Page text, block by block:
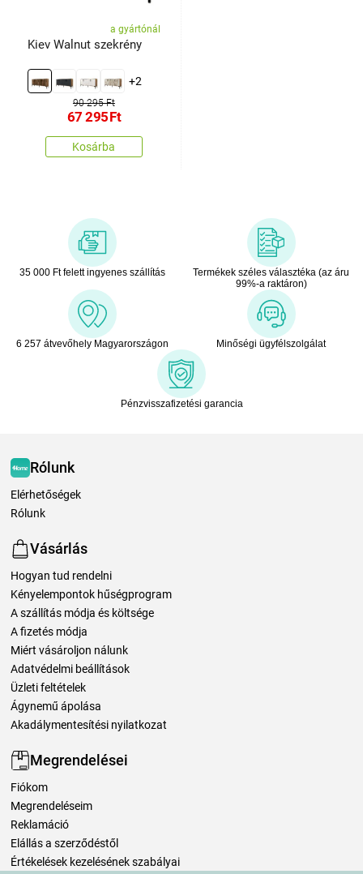
a gyártónál
Kiev Walnut szekrény
+2
90 295 Ft
67 295Ft
Kosárba
35 000 Ft felett ingyenes szállítás
Termékek széles választéka (az áru
99%-a raktáron)
6 257 átvevőhely Magyarországon Minőségi ügyfélszolgálat
Pénzvisszafizetési garancia
Rólunk
Elérhetőségek
Rólunk
Vásárlás
Hogyan tud rendelni
Kényelempontok hűségprogram
A szállítás módja és költsége
A fizetés módja
Miért vásároljon nálunk
Adatvédelmi beállítások
Üzleti feltételek
Ágynemű ápolása
Akadálymentesítési nyilatkozat
Megrendelései
Fiókom
Megrendeléseim
Reklamáció
Elállás a szerződéstől
Értékelések kezelésének szabályai